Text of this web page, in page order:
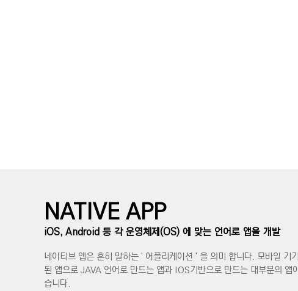
NATIVE APP
iOS, Android 등 각 운영체제(OS) 에 맞는 언어로 앱을 개발
네이티브 앱은 흔히 말하는 ' 어플리케이션 ' 을 의미 합니다. 모바일 기
된 앱으로 JAVA 언어로 만드는 앱과 IOS기반으로 만드는 대부분의 앱
습니다.